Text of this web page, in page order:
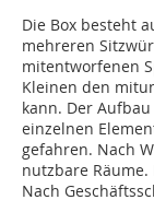
Die Box besteht
mehreren
mitentworfenen
Kleinen den
kann. Der
einzelnen
gefahren. Nach
nutzbare
Nach